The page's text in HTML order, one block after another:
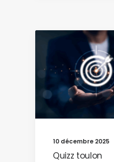
10 décembre 2025
Quizz toulon